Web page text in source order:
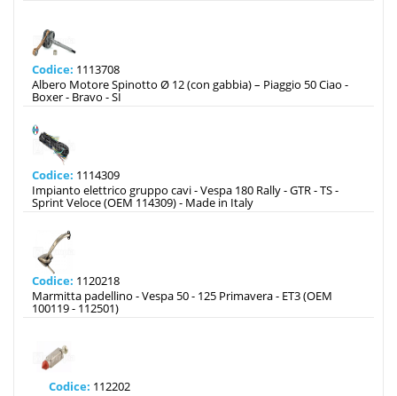
Codice: 1113708
Albero Motore Spinotto Ø 12 (con gabbia) – Piaggio 50 Ciao -
Boxer - Bravo - SI
Codice: 1114309
Impianto elettrico gruppo cavi - Vespa 180 Rally - GTR - TS -
Sprint Veloce (OEM 114309) - Made in Italy
Codice: 1120218
Marmitta padellino - Vespa 50 - 125 Primavera - ET3 (OEM
100119 - 112501)
Codice: 112202